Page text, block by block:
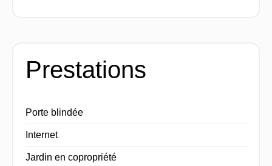
Prestations
Porte blindée
Internet
Jardin en copropriété